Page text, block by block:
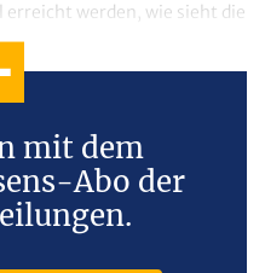
erreicht werden, wie sieht die
mit dem
Abo der